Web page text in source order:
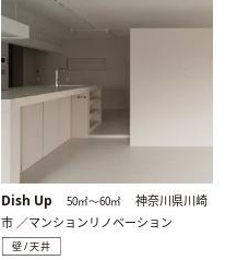
Dish Up 50㎡〜60㎡
神奈川県川崎
市 ／マンションリノベーション
壁 / 天井